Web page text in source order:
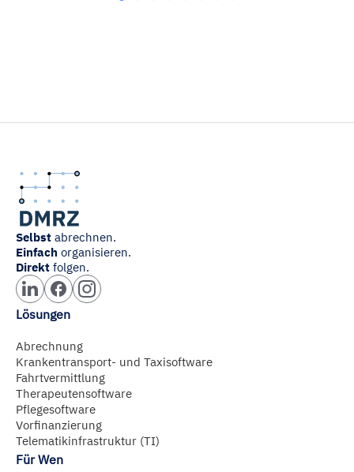
hier
abrufbar.
Selbst abrechnen.
Einfach organisieren.
Direkt folgen.
Lösungen
Abrechnung
Krankentransport- und Taxisoftware
Fahrtvermittlung
Therapeutensoftware
Pflegesoftware
Vorfinanzierung
Telematikinfrastruktur (TI)
Für Wen